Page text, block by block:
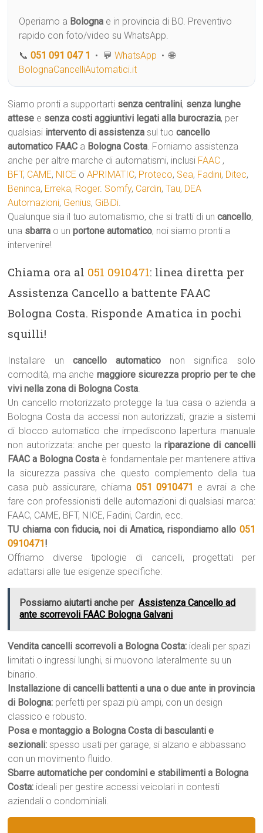
Operiamo a Bologna e in provincia di BO. Preventivo
rapido con foto/video su WhatsApp.
📞051 091 047 1 • 💬WhatsApp • 🌐
BolognaCancelliAutomatici.it
Siamo pronti a supportarti senza centralini, senza lunghe
attese e senza costi aggiuntivi legati alla burocrazia, per
qualsiasi intervento di assistenza sul tuocancello
automatico FAAC a Bologna Costa. Forniamo assistenza
anche per altre marche di automatismi, inclusi FAAC ,
BFT, CAME, NICE oAPRIMATIC, Proteco, Sea, Fadini, Ditec,
Beninca, Erreka, Roger. Somfy, Cardin,Tau, DEA
Automazioni, Genius, GiBiDi.
Qualunque sia il tuo automatismo, che si tratti di uncancello,
una sbarra o unportone automatico, noi siamo pronti a
intervenire!
Chiama ora al 051 0910471: linea diretta per
Assistenza Cancello a battente FAAC
Bologna Costa. Risponde Amatica in pochi
squilli!
Installare un cancello automatico non significa solo
comodità, ma anche maggiore sicurezza proprio per te che
vivi nella zona di Bologna Costa.
Un cancello motorizzato protegge la tua casa o azienda a
Bologna Costa da accessi non autorizzati, grazie a sistemi
di blocco automatico che impediscono lapertura manuale
non autorizzata: anche per questo lariparazione di cancelli
FAAC a Bologna Costa è fondamentale per mantenere attiva
la sicurezza passiva che questo complemento della tua
casa può assicurare, chiama 051 0910471 e avrai a che
fare con professionisti delle automazioni di qualsiasi marca:
FAAC, CAME, BFT, NICE, Fadini, Cardin, ecc.
TU chiama con fiducia, noi di Amatica, rispondiamo allo 051
0910471!
Offriamo diverse tipologie di cancelli, progettati per
adattarsi alle tue esigenze specifiche:
Possiamo aiutarti anche per Assistenza Cancello ad
ante scorrevoli FAAC Bologna Galvani
Vendita cancelli scorrevoli a Bologna Costa: ideali per spazi
limitati o ingressi lunghi, si muovono lateralmente su un
binario.
Installazione di cancelli battenti a una o due ante in provincia
di Bologna: perfetti per spazi più ampi, con un design
classico e robusto.
Posa e montaggio a Bologna Costa di basculanti e
sezionali: spesso usati per garage, si alzano e abbassano
con un movimento fluido.
Sbarre automatiche per condomini e stabilimenti a Bologna
Costa: ideali per gestire accessi veicolari in contesti
aziendali o condominiali.